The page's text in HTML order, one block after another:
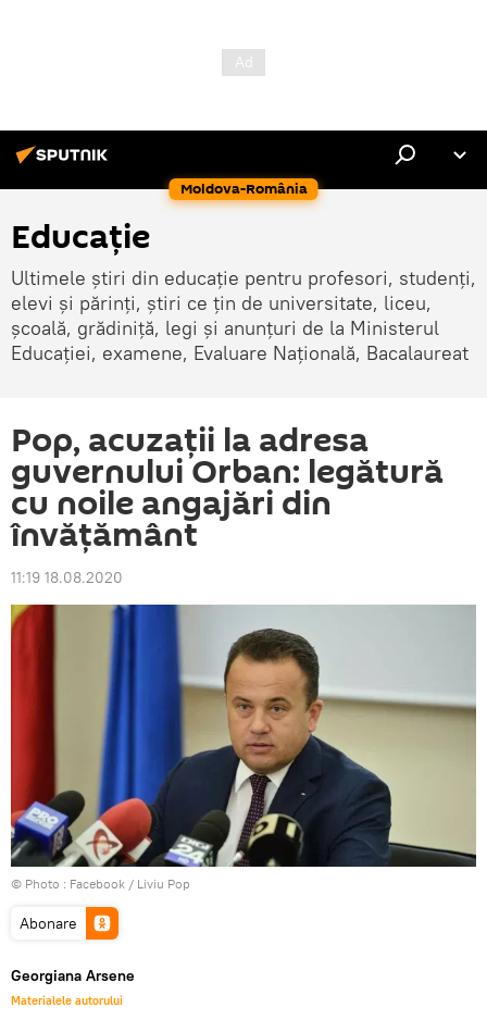
Moldova-România
Educație
Ultimele știri din educație pentru profesori, studenți,
elevi și părinți, știri ce țin de universitate, liceu,
școală, grădiniță, legi și anunțuri de la Ministerul
Educației, examene, Evaluare Națională, Bacalaureat
Pop, acuzații la adresa
guvernului Orban: legătură
cu noile angajări din
învățământ
11:19 18.08.2020
© Photo : Facebook / Liviu Pop
Abonare
Georgiana Arsene
Materialele autorului